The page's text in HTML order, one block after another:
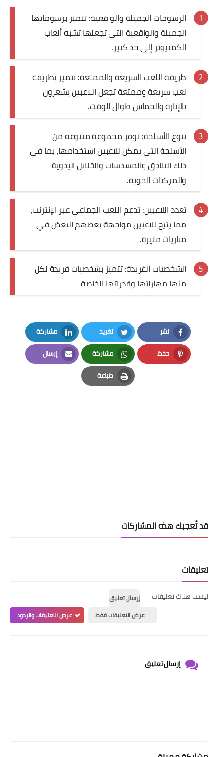
الرسومات الجميلة والواقعية: تتميز برسوماتها
الجميلة والواقعية التي تجعلها تشبه ألعاب
الكمبيوتر إلى حد كبير.
طريقة اللعب السريعة والممتعة: تتميز بطريقة
لعب سريعة وممتعة تجعل اللاعبين يشعرون
بالإثارة والحماس طوال الوقت.
تنوع الأسلحة: توفر مجموعة متنوعة من
الأسلحة التي يمكن للاعبين استخدامها، بما في
ذلك البنادق والمسدسات والقنابل اليدوية
والمركبات الجوية.
تعدد اللاعبين: تدعم اللعب الجماعي عبر الإنترنت،
مما يتيح للاعبين مواجهة بعضهم البعض في
مباريات مثيرة.
الشخصيات الفريدة: تتميز بشخصيات فريدة لكل
منها مهاراتها وقدراتها الخاصة.
نشر
Facebook
تغريد
Twitter
مشاركة
LinkedIn
حفظ
Pinterest
مشاركة
Whatsapp
إرسال
Email
طباعة
Print
قد تُعجبك هذه المشاركات
تعليقات
ليست هناك تعليقات
إرسال تعليق
عرض التعليقات فقط
عرض التعليقات والردود
إرسال تعليق